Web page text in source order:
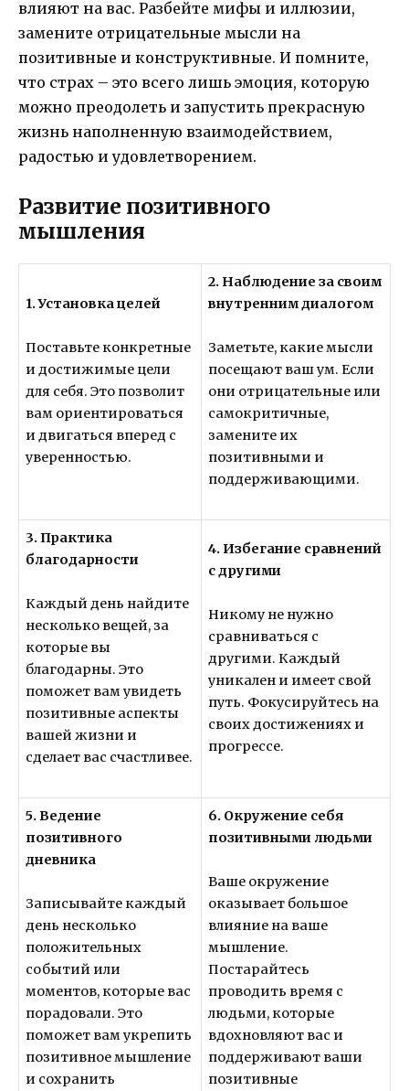
влияют на вас. Разбейте мифы и иллюзии,
замените отрицательные мысли на
позитивные и конструктивные. И помните,
что страх – это всего лишь эмоция, которую
можно преодолеть и запустить прекрасную
жизнь наполненную взаимодействием,
радостью и удовлетворением.
Развитие позитивного
мышления
1. Установка целей
Поставьте конкретные
и достижимые цели
для себя. Это позволит
вам ориентироваться
и двигаться вперед с
уверенностью.
2. Наблюдение за своим
внутренним диалогом
Заметьте, какие мысли
посещают ваш ум. Если
они отрицательные или
самокритичные,
замените их
позитивными и
поддерживающими.
3. Практика
благодарности
Каждый день найдите
несколько вещей, за
которые вы
благодарны. Это
поможет вам увидеть
позитивные аспекты
вашей жизни и
сделает вас счастливее.
4. Избегание сравнений
с другими
Никому не нужно
сравниваться с
другими. Каждый
уникален и имеет свой
путь. Фокусируйтесь на
своих достижениях и
прогрессе.
5. Ведение
позитивного
дневника
Записывайте каждый
день несколько
положительных
событий или
моментов, которые вас
порадовали. Это
поможет вам укрепить
позитивное мышление
и сохранить
6. Окружение себя
позитивными людьми
Ваше окружение
оказывает большое
влияние на ваше
мышление.
Постарайтесь
проводить время с
людьми, которые
вдохновляют вас и
поддерживают ваши
позитивные